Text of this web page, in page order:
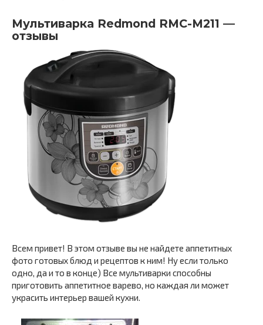
Мультиварка Redmond RMC-M211 —
отзывы
Всем привет! В этом отзыве вы не найдете аппетитных
фото готовых блюд и рецептов к ним! Ну если только
одно, да и то в конце) Все мультиварки способны
приготовить аппетитное варево, но каждая ли может
украсить интерьер вашей кухни.